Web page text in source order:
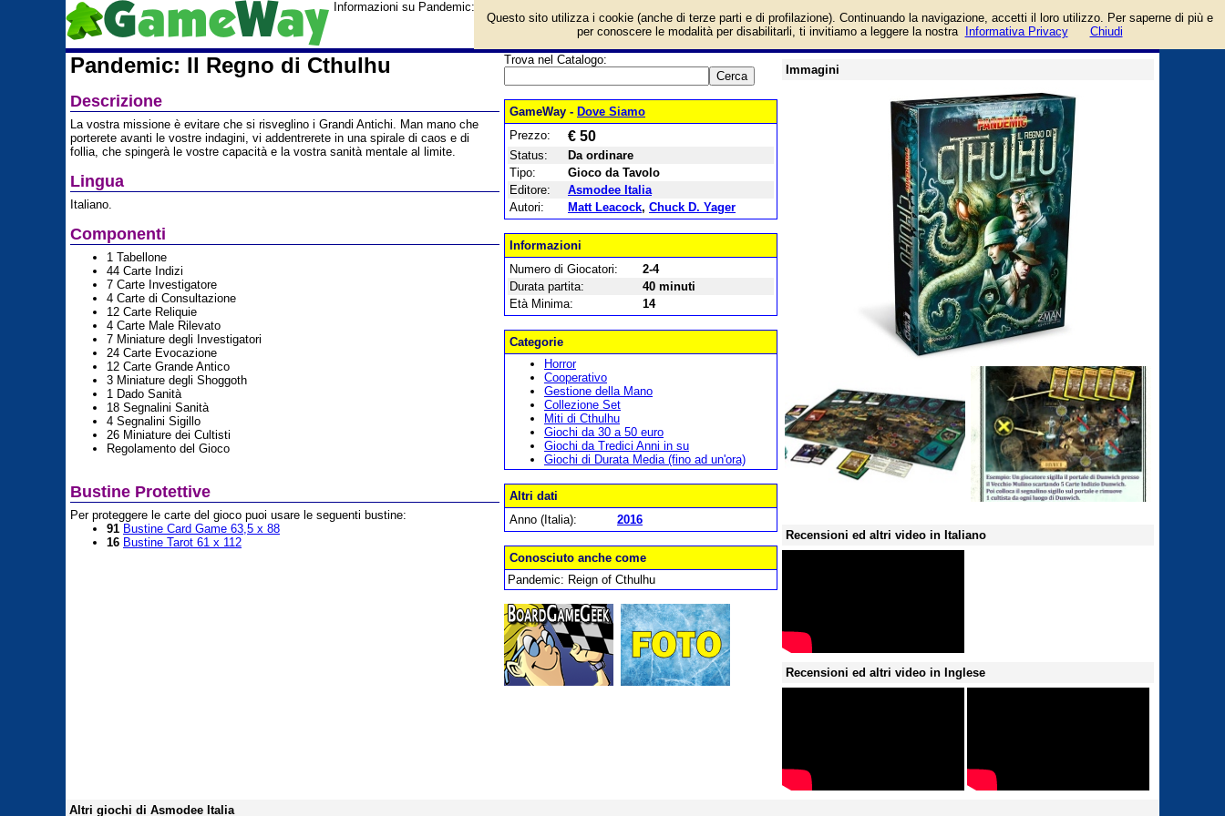
guida
Informazioni su Pandemic: Il Regno di Cthulhu e prezzo di vendita. Prodotto da Asmodee Italia
Pandemic: Il Regno di Cthulhu
Descrizione
La vostra missione è evitare che si risveglino i Grandi Antichi. Man mano che
porterete avanti le vostre indagini, vi addentrerete in una spirale di caos e di
follia, che spingerà le vostre capacità e la vostra sanità mentale al limite.
Lingua
Italiano.
Componenti
1 Tabellone
44 Carte Indizi
7 Carte Investigatore
4 Carte di Consultazione
12 Carte Reliquie
4 Carte Male Rilevato
7 Miniature degli Investigatori
24 Carte Evocazione
12 Carte Grande Antico
3 Miniature degli Shoggoth
1 Dado Sanità
18 Segnalini Sanità
4 Segnalini Sigillo
26 Miniature dei Cultisti
Regolamento del Gioco
Bustine Protettive
Per proteggere le carte del gioco puoi usare le seguenti bustine:
91 Bustine Card Game 63,5 x 88
16 Bustine Tarot 61 x 112
Trova nel Catalogo:
GameWay - Dove Siamo
Prezzo:
€ 50
Status:
Da ordinare
Tipo:
Gioco da Tavolo
Editore:
Asmodee Italia
Autori:
Matt Leacock, Chuck D. Yager
Informazioni
Numero di Giocatori:
2-4
Durata partita:
40 minuti
Età Minima:
14
Categorie
Horror
Cooperativo
Gestione della Mano
Collezione Set
Miti di Cthulhu
Giochi da 30 a 50 euro
Giochi da Tredici Anni in su
Giochi di Durata Media (fino ad un'ora)
Altri dati
Anno (Italia):
2016
Conosciuto anche come
Pandemic: Reign of Cthulhu
Immagini
Recensioni ed altri video in Italiano
Recensioni ed altri video in Inglese
Altri giochi di Asmodee Italia
Questo sito utilizza i cookie (anche di terze parti e di profilazione). Continuando la navigazione, accetti il loro utilizzo. Per saperne di più e
per conoscere le modalità per disabilitarli, ti invitiamo a leggere la nostra
Informativa Privacy Chiudi